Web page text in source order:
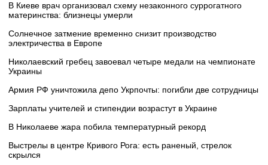
В Киеве врач организовал схему незаконного суррогатного
материнства: близнецы умерли
Солнечное затмение временно снизит производство
электричества в Европе
Николаевский гребец завоевал четыре медали на чемпионате
Украины
Армия РФ уничтожила депо Укрпочты: погибли две сотрудницы
Зарплаты учителей и стипендии возрастут в Украине
В Николаеве жара побила температурный рекорд
Выстрелы в центре Кривого Рога: есть раненый, стрелок
скрылся